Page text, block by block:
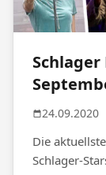
24.09.2020
Die
Schlager-